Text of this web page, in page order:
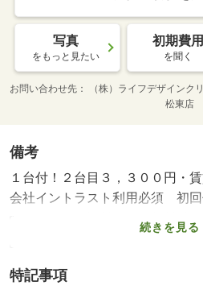
写真
をもっと見たい
初期費用
を聞く
お問い合わせ先
（株）ライフデザイン
松東店
備考
１台付！２台目３，３００円・
会社イントラスト利用必須 初回
０円 月額保証料・・・賃料総
保証料・・・なし口座振替手数
静岡県のお部屋探しはルームズ
続きを見る
特記事項